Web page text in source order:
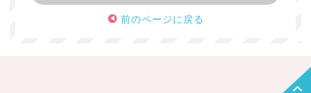
・本人確認
・サービスの開発・改善のための分析
前のページに戻る